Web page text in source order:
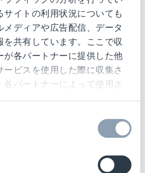
サイトの利用状況についても
ディアや広告配信、データ
共有しています。ここで収
各パートナーに提供した他
ビスを使用した際に収集さ
パートナーによって使用さ
07/10/2025 News
チェックポイ
ントシステム
ズ、メキシコ
シティに新工
場を開設